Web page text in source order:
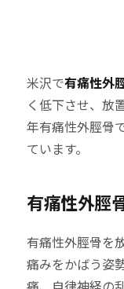
米沢で有痛性外
く低下させ、放
年有痛性外脛骨
ています。
有痛性外脛
有痛性外脛骨を
痛みをかばう姿